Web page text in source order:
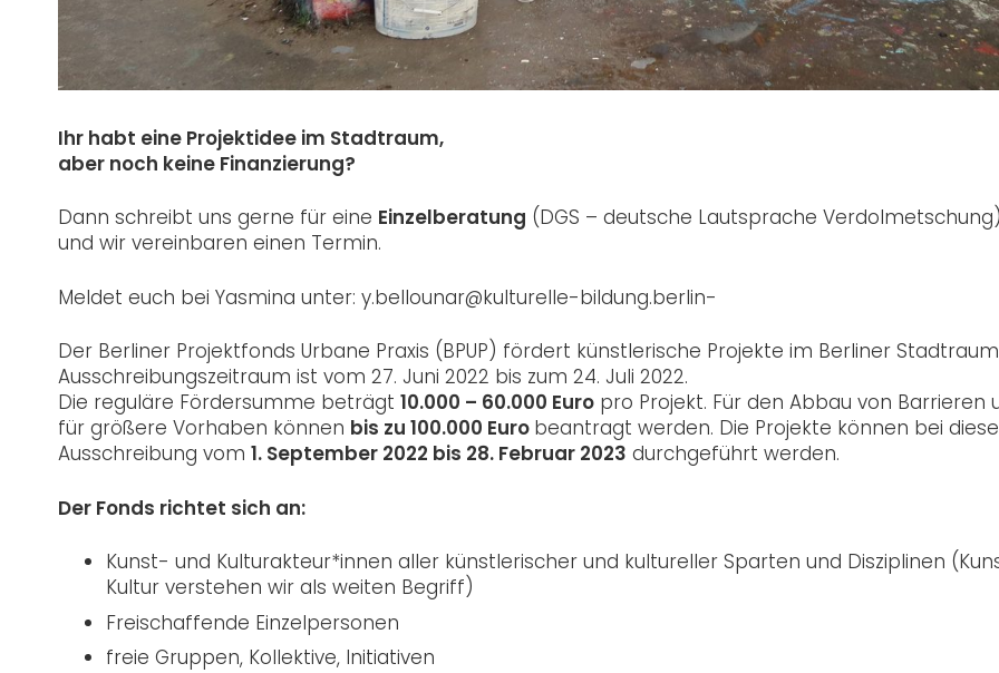
Ihr habt eine Projektidee im Stadtraum,
aber noch keine Finanzierung?
Dann schreibt uns gerne für eine Einzelberatung (DGS – deutsche Lautsprache
und wir vereinbaren einen Termin.
Meldet euch bei Yasmina unter: y.bellounar@kulturelle-bildung.berlin-
Der Berliner Projektfonds Urbane Praxis (BPUP) fördert künstlerische Projekte im Berliner
Ausschreibungszeitraum ist vom 27. Juni 2022 bis zum 24. Juli 2022.
Die reguläre Fördersumme beträgt 10.000 – 60.000 Euro pro Projekt. Für den Abbau von Barrieren
für größere Vorhaben können bis zu 100.000 Euro beantragt werden. Die Projekte können bei
Ausschreibung vom 1. September 2022 bis 28. Februar 2023 durchgeführt werden.
Der Fonds richtet sich an:
Kunst- und Kulturakteur*innen aller künstlerischer und kultureller Sparten und Disziplinen
Kultur verstehen wir als weiten Begriff)
Freischaffende Einzelpersonen
freie Gruppen, Kollektive, Initiativen